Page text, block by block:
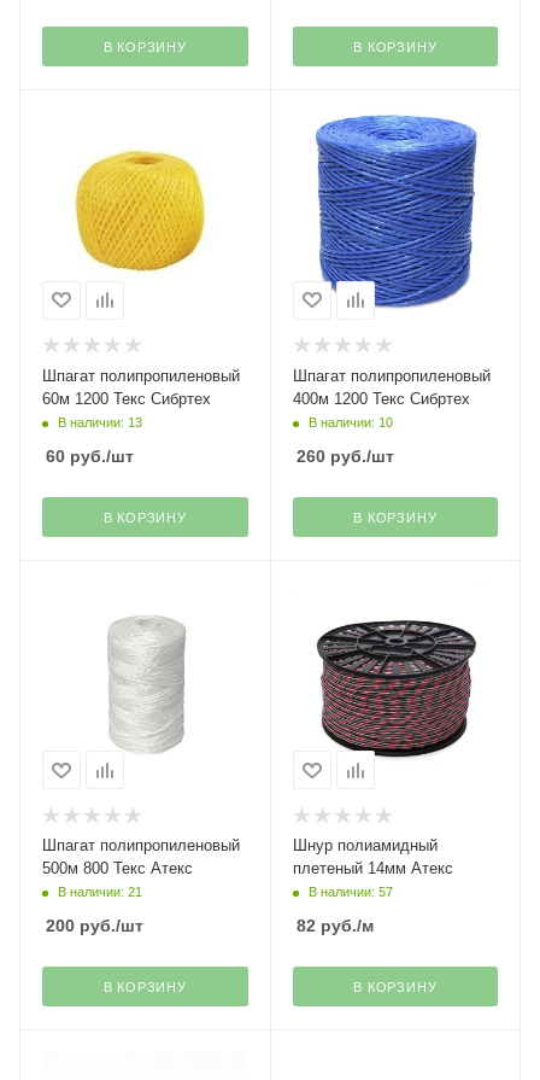
В КОРЗИНУ В КОРЗИНУ
Шпагат полипропиленовый
60м 1200 Текс Сибртех
В наличии: 13
60 руб./шт
В КОРЗИНУ
Шпагат полипропиленовый
400м 1200 Текс Сибртех
В наличии: 10
260руб./шт
В КОРЗИНУ
Шпагат полипропиленовый
500м 800 Текс Атекс
В наличии: 21
200 руб./шт
В КОРЗИНУ
Шнур полиамидный
плетеный 14мм Атекс
В наличии: 57
82 руб./м
В КОРЗИНУ